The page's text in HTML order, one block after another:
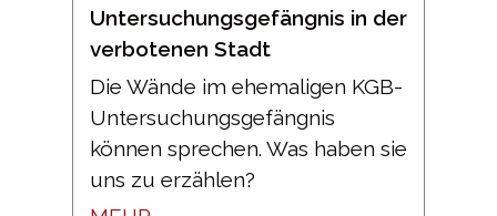
Untersuchungsgefängnis in der
verbotenen Stadt
Die Wände im ehemaligen KGB-
Untersuchungsgefängnis
können sprechen. Was haben sie
uns zu erzählen?